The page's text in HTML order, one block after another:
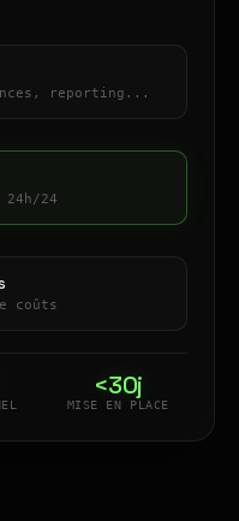
reporting...
24
coûts
<30j
MISE EN PLACE